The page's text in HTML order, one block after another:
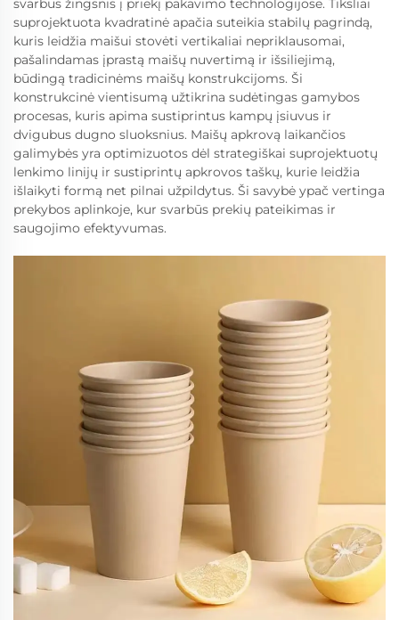
svarbus žingsnis į priekį pakavimo technologijose. Tiksliai
suprojektuota kvadratinė apačia suteikia stabilų pagrindą,
kuris leidžia maišui stovėti vertikaliai nepriklausomai,
pašalindamas įprastą maišų nuvertimą ir išsiliejimą,
būdingą tradicinėms maišų konstrukcijoms. Ši
konstrukcinė vientisumą užtikrina sudėtingas gamybos
procesas, kuris apima sustiprintus kampų įsiuvus ir
dvigubus dugno sluoksnius. Maišų apkrovą laikančios
galimybės yra optimizuotos dėl strategiškai suprojektuotų
lenkimo linijų ir sustiprintų apkrovos taškų, kurie leidžia
išlaikyti formą net pilnai užpildytus. Ši savybė ypač vertinga
prekybos aplinkoje, kur svarbūs prekių pateikimas ir
saugojimo efektyvumas.